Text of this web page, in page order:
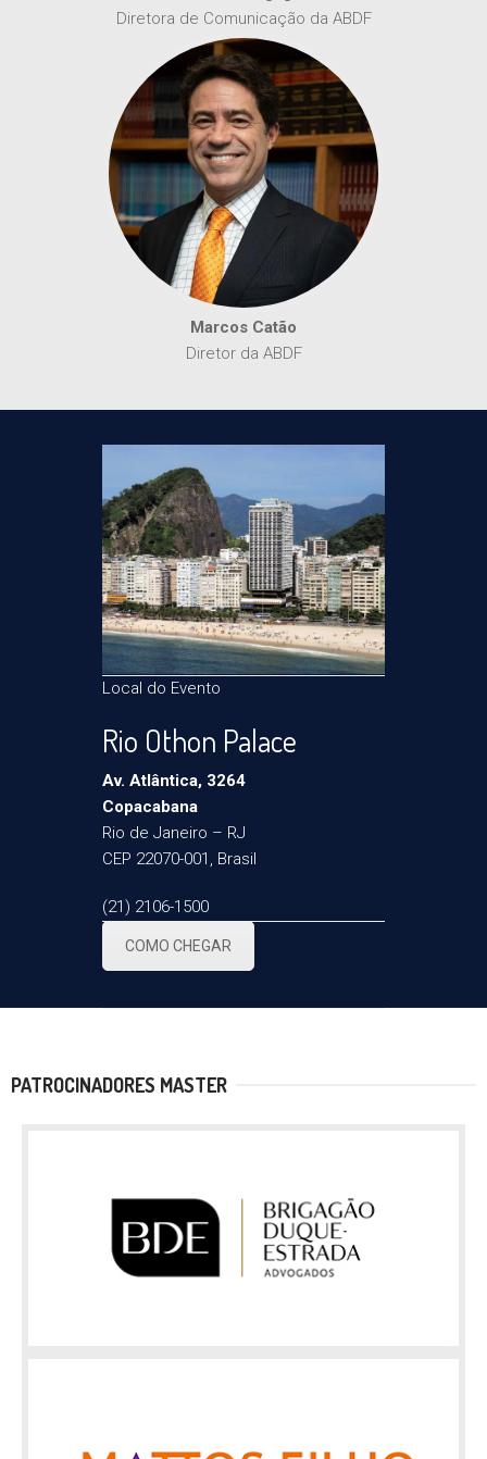
Diretora de Comunicação da ABDF
Marcos Catão
Diretor da ABDF
Local do Evento
Rio Othon Palace
Av. Atlântica, 3264
Copacabana
Rio de Janeiro – RJ
CEP 22070-001, Brasil
(21) 2106-1500
COMO CHEGAR
PATROCINADORES MASTER